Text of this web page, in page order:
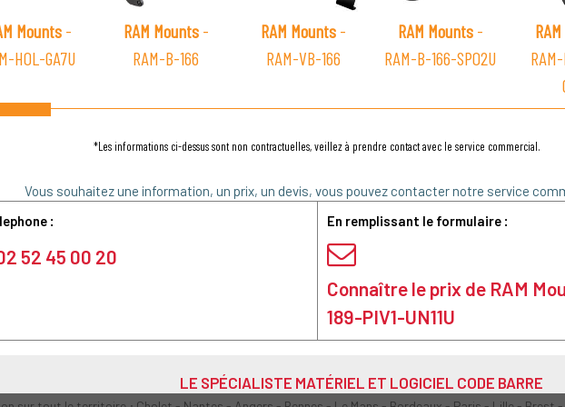
Mounts-
HOL-GA7U
RAM Mounts-
RAM-B-166
RAM Mounts-
RAM-VB-166
RAM Mounts-
RAM-B-166-SPO2U
*Les informations ci-dessus sont non contractuelles, veillez à prendre contact avec le service commercial.
Vous souhaitez une information, un prix, un devis, vous pouvez contacter notre service
:
52 45 00 20
En remplissant le formulaire :
Connaître le prix de RAM
189-PIV1-UN11U
LE SPÉCIALISTE MATÉRIEL ET LOGICIEL CODE BARRE